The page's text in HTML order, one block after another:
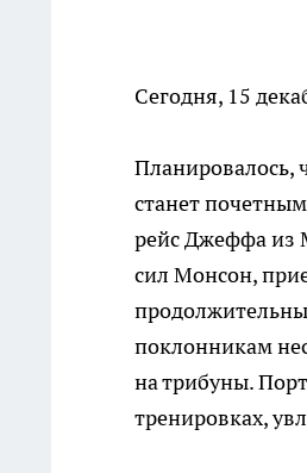
Сегодня, 15
Планировалось,
станет
рейс Джеффа из
сил Монсон,
поклонникам
на трибуны.
тренировках,